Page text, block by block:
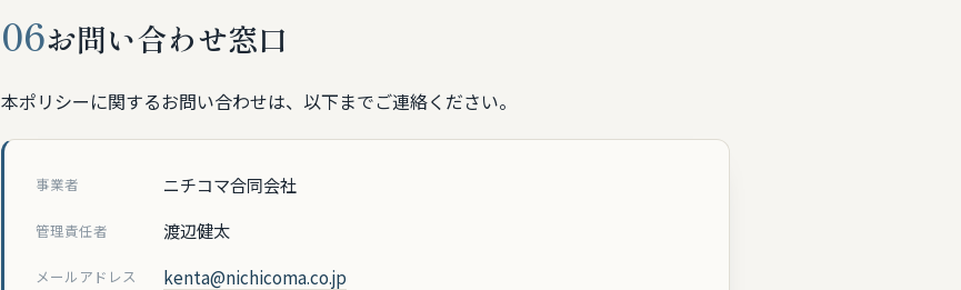
06お問い合わせ窓口
本ポリシーに関するお問い合わせは、以下までご連絡ください。
事業者 ニチコマ合同会社
管理責任者 渡辺健太
メールアドレス kenta@nichicoma.co.jp